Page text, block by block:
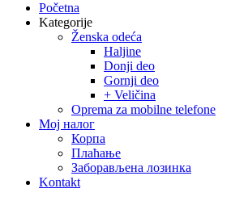
Početna
Kategorije
Ženska odeća
Haljine
Donji deo
Gornji deo
+ Veličina
Oprema za mobilne telefone
Moj налог
Корпа
Плаћање
Заборављена лозинка
Kontakt